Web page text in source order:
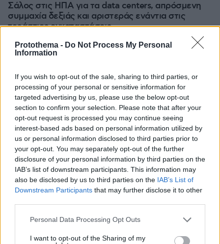
Protothema - Do Not Process My Personal
Information
If you wish to opt-out of the sale, sharing to third parties, or
processing of your personal or sensitive information for
targeted advertising by us, please use the below opt-out
section to confirm your selection. Please note that after your
opt-out request is processed you may continue seeing
interest-based ads based on personal information utilized by
us or personal information disclosed to third parties prior to
your opt-out. You may separately opt-out of the further
disclosure of your personal information by third parties on the
IAB’s list of downstream participants. This information may
also be disclosed by us to third parties on the IAB’s List of
Downstream Participants that may further disclose it to other
Please note that this website/app uses one or more Google
not limited to your visit or usage behaviour. You may click to
Personal Data Processing Opt Outs
I want to opt-out of the Sharing of my
Σάλος στις ΗΠΑ για τα data centers, απρόσμενη
συμμαχία δεξιάς και αριστεράς ενάντια στις
τεράστιες εγκαταστάσεις
«Δεν ήταν κοντά στο παιδί και πριν
ισχυρίζεται ο ιδιοκτήτης του beach bar
για τον πατέρα του 4χρονου στην
Πάρο
10.08.2026, 12:21 148
100.00%
Σεισμός 7,4 Ρίχτερ στην Κολομβία:
Τραυματίες και ζημιές σε κτίρια,
έντρομος ο κόσμος βγήκε στους
δρόμους, δείτε βίντεο
Τη Υπερμάχω: Η νύχτα του Αυγούστου
πριν από 1.400 χρόνια, που γέννησε